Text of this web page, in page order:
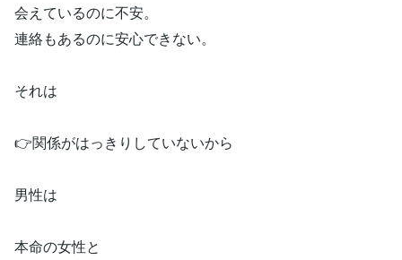
会えているのに不安。
連絡もあるのに安心できない。
それは
👉関係がはっきりしていないから
男性は
本命の女性と